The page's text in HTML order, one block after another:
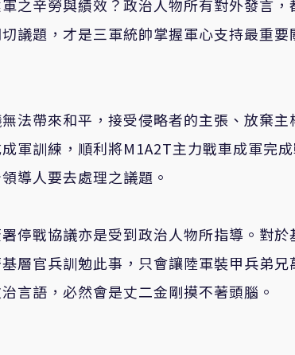
之辛勞與績效？政治人物所有對外發言，
議題，才是三軍統帥掌握軍心支持最重要
法帶來和平，接受侵略者的主張、放棄主
軍訓練，順利將M1A2T主力戰車成軍完
導人要去處理之議題。
停戰協議亦是受到政治人物所指導。對於
層官兵訓勉此事，只會讓陸軍裝甲兵弟兄
言語，必然會是丈二金剛摸不著頭腦。